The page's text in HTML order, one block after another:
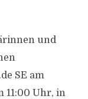
und
SE am
11:00 Uhr, in